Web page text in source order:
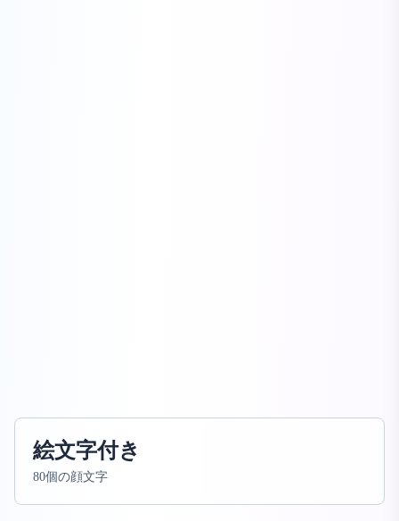
絵文字付き
80個の顔文字